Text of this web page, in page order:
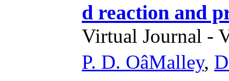
d reaction and
Virtual Journal -
P. D. OâMalley,